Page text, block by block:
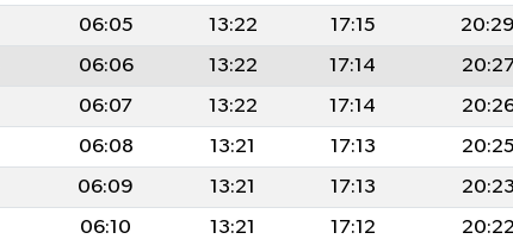
06:05 13:22 17:15 20:29
06:06 13:22 17:14
06:07 13:22 17:14
06:08 13:21 17:13 20:25
06:09 13:21 17:13 20:23
06:10 13:21 17:12 20:22